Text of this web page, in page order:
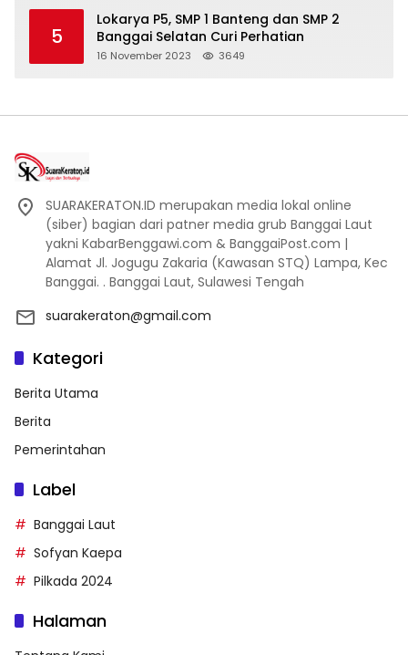
5
Lokarya P5, SMP 1 Banteng dan SMP 2
Banggai Selatan Curi Perhatian
16 November 2023 3649
SUARAKERATON.ID merupakan media lokal online
(siber) bagian dari patner media grub Banggai Laut
yakni KabarBenggawi.com & BanggaiPost.com |
Alamat Jl. Jogugu Zakaria (Kawasan STQ) Lampa, Kec
Banggai. . Banggai Laut, Sulawesi Tengah
suarakeraton@gmail.com
Kategori
Berita Utama
Berita
Pemerintahan
Label
Banggai Laut
Sofyan Kaepa
Pilkada 2024
Halaman